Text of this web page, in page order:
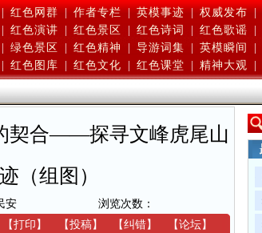
| 红色网群 | 作者专栏 | 英模事迹 | 权威发布 |
红色演讲 红色景区 红色诗词 红色歌谣
绿色景区 红色精神 导游词集 英模瞬间
红色图库 红色文化 红色课堂 精神大观
契合——探寻文峰虎尾山
（组图）
安
浏览次数：
【打印 】 【投稿】 【纠错】 【论坛】